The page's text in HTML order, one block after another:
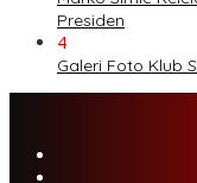
Presiden
4
Galeri Foto Klub